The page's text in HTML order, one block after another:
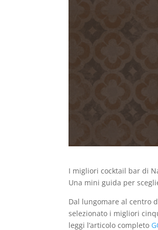
I migliori cocktail bar di
Una mini guida per
Dal lungomare al centro
selezionato i migliori
leggi l’articolo completo